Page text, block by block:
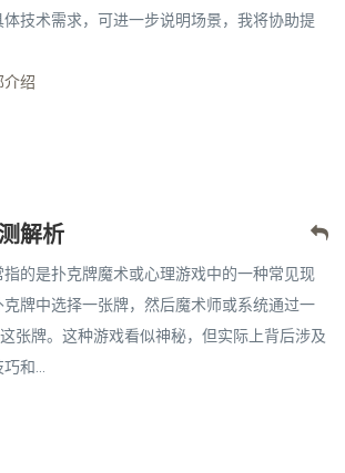
技术需求，可进一步说明场景，我将协助提
绍
解析
的是扑克牌魔术或心理游戏中的一种常见现
牌中选择一张牌，然后魔术师或系统通过一
张牌。这种游戏看似神秘，但实际上背后涉及
和...